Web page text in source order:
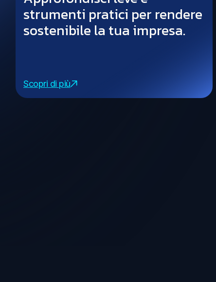
strumenti pratici per rendere
sostenibile la tua impresa.
Scopri di più